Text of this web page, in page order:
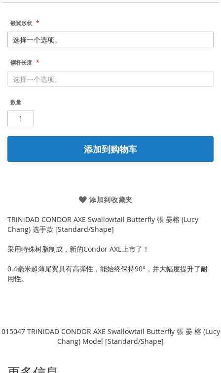
镖翼形状
镖杆长度
数量
添加到购物车
添加到收藏夹
TRiNiDAD CONDOR AXE Swallowtail Butterfly 張 晏榕 (Lucy
Chang) 选手款 [Standard/Shape]
采用特殊树脂制成，新的Condor AXE上市了！
0.4毫米超薄尾翼具有高弹性，能始终保持90°，并大幅度提升了耐
用性。
015047 TRiNiDAD CONDOR AXE Swallowtail Butterfly 張 晏 榕 (Lucy
Chang) Model [Standard/Shape]